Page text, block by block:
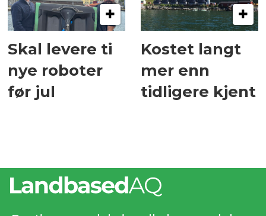
Skal levere ti
nye roboter
før jul
Kostet langt
mer enn
tidligere kjent